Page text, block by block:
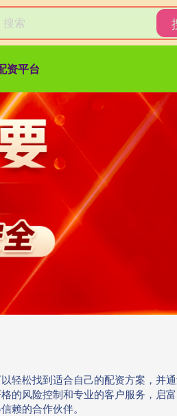
资平台
轻松找到适合自己的配资方案，并
的风险控制和专业的客户服务，启
赖的合作伙伴。